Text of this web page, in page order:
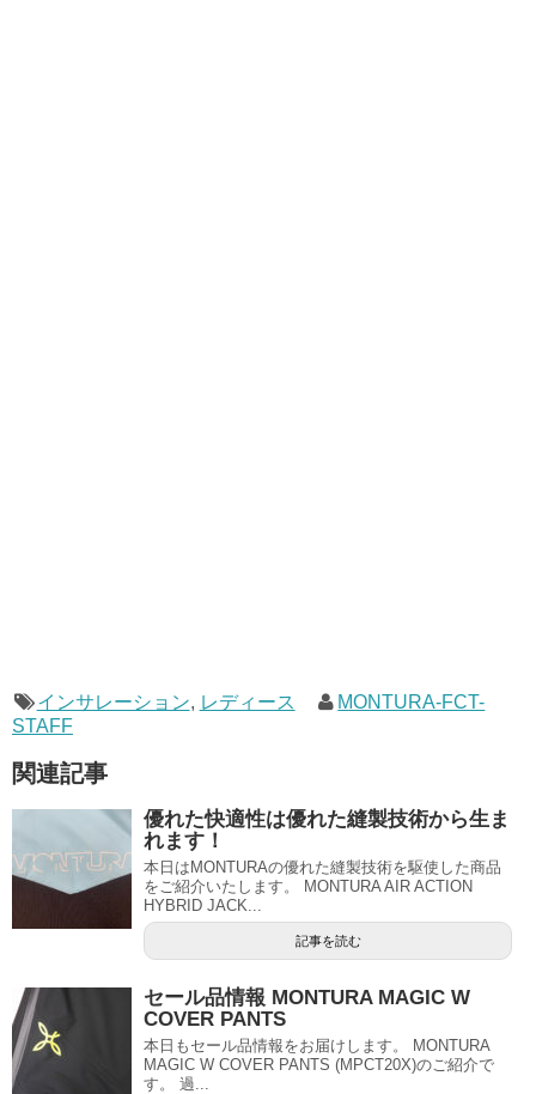
インサレーション, レディース
MONTURA-FCT-
STAFF
関連記事
優れた快適性は優れた縫製技術から生ま
れます！
本日はMONTURAの優れた縫製技術を駆使した商品
をご紹介いたします。 MONTURA AIR ACTION
HYBRID JACK...
記事を読む
セール品情報 MONTURA MAGIC W
COVER PANTS
本日もセール品情報をお届けします。 MONTURA
MAGIC W COVER PANTS (MPCT20X)のご紹介で
す。 過...